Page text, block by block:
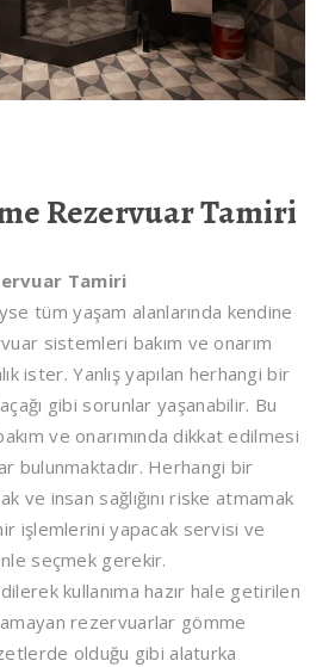
Rezervuar Tamiri
Tamiri
tüm yaşam alanlarında kendine
sistemleri bakım ve onarım
ister. Yanlış yapılan herhangi bir
gibi sorunlar yaşanabilir. Bu
ve onarımında dikkat edilmesi
bulunmaktadır. Herhangi bir
ve insan sağlığını riske atmamak
işlemlerini yapacak servisi ve
seçmek gerekir.
kullanıma hazır hale getirilen
rezervuarlar gömme
olduğu gibi alaturka